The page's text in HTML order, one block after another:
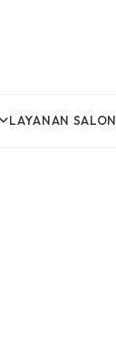
LAYANAN SALON